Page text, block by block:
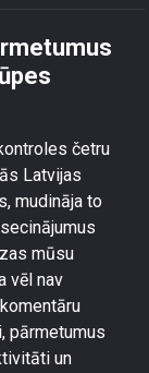
četru
Latvijas
mudināja to
mūsu
vēl nav
pārmetumus
un